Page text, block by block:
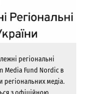
регіональні
Media Fund Nordic в
регіональних медіа.